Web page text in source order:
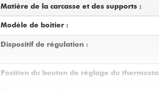
Matière de la carcasse et des supports :
Modèle de boitier :
Dispositif de régulation :
Position du bouton de réglage du